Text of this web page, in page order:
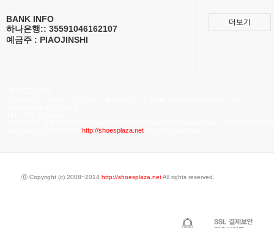
BANK INFO
하나은행:: 35591046162107
예금주 : PIAOJINSHI
더보기
http://shoesplaza.net
ⓒ Copyright (c) 2008~2014 http://shoesplaza.netAll rights reserved.